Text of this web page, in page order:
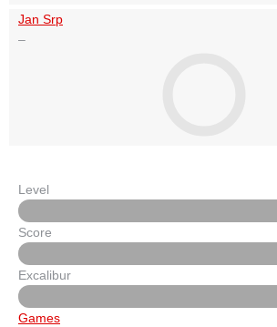
Jan Srp
–
Level
Score
Excalibur
Games